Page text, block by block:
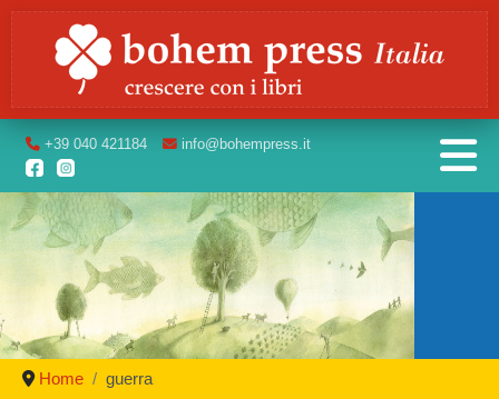
+39 040 421184 info@bohempress.it
Home guerra